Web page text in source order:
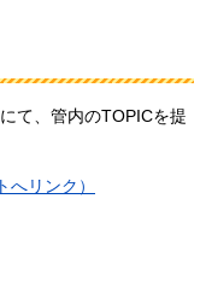
て、管内のTOPICを提
リンク）